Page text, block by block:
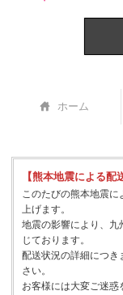
ホーム
【熊本地震による配
このたびの熊本地震に
上げます。
地震の影響により、九
じております。
配送状況の詳細につき
さい。
お客様には大変ご迷